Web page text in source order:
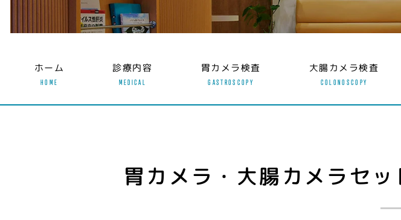
ホーム
HOME
診療内容
MEDICAL
胃カメラ検査
GASTROSCOPY
大腸カメラ検査
COLONOSCOPY
胃カメラ・大腸カメラセッ